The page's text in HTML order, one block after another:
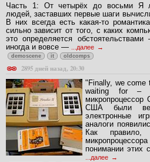
Часть 1: От четырёх до восьми Я
людей, заставших первые шаги
В них всегда есть какая-то
сильно зависит от того, с каких
это определяется
иногда и вовсе —
...далее
demoscene it oldcomps
2895 дней назад, 20:30
"Finally, we come
waiting for –
США были
электронные
аналоги
Как
понимании этих
...далее